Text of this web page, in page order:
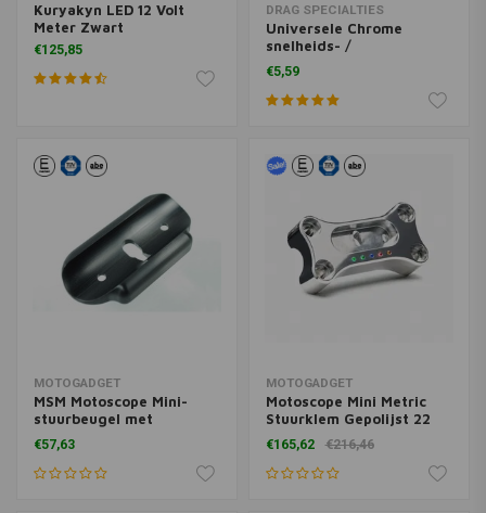
Kuryakyn LED 12 Volt
Meter Zwart
€125,85
DRAG SPECIALTIES
Universele Chrome
snelheids- /
toerentellerbeugel
€5,59
MOTOGADGET
MSM Motoscope Mini-
stuurbeugel met
boutbevestiging
€57,63
MOTOGADGET
Motoscope Mini Metric
Stuurklem Gepolijst 22
mm
€165,62 €216,46